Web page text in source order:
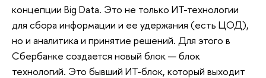
концепции Big Data. Это не только ИТ-технологии
для сбора информации и ее удержания (есть ЦОД),
но и аналитика и принятие решений. Для этого в
Сбербанке создается новый блок — блок
технологий. Это бывший ИТ-блок, который выходит